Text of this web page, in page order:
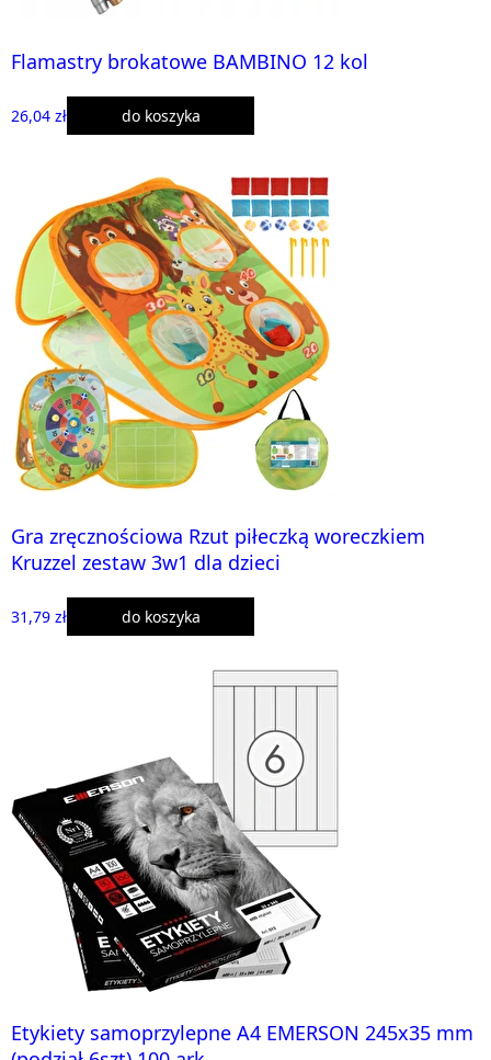
Flamastry brokatowe BAMBINO 12 kol
26,04 zł do koszyka
Gra zręcznościowa Rzut piłeczką woreczkiem
Kruzzel zestaw 3w1 dla dzieci
31,79 zł do koszyka
Etykiety samoprzylepne A4 EMERSON 245x35 mm